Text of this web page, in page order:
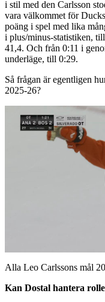
i stil med den Carlsson
vara välkommet för
poäng i spel med lika
i plus/minus-statistiken,
41,4. Och från 0:11 i
underläge, till 0:29.
Så frågan är egentligen
2025-26?
Alla Leo Carlssons mål
Kan Dostal hantera